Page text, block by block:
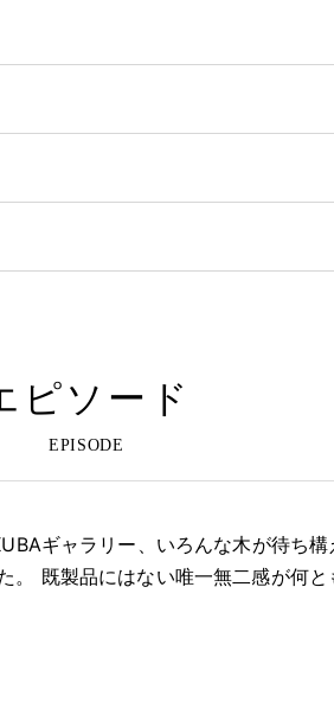
ピソード
ギャラリー、いろんな木が待ち構
。 既製品にはない唯一無二感が何